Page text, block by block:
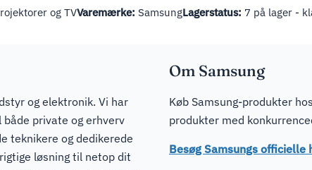
og TVVaremærke: SamsungLagerstatus: 7 på lager -
og elektronik. Vi har
private og erhverv
teknikere og dedikerede
løsning til netop dit
Om Samsung
Køb Samsung-produkter
produkter med
Besøg Samsungs officielle